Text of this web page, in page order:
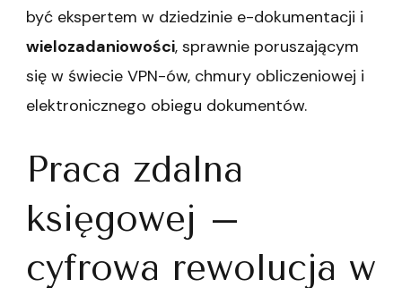
być ekspertem w dziedzinie e-dokumentacji i
wielozadaniowości, sprawnie poruszającym
się w świecie VPN-ów, chmury obliczeniowej i
elektronicznego obiegu dokumentów.
Praca zdalna
księgowej –
cyfrowa rewolucja w